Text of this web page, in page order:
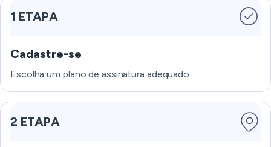
1 ETAPA
Cadastre-se
Escolha um plano de assinatura adequado.
2 ETAPA